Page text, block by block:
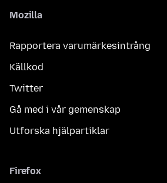
Mozilla
Rapportera varumärkesintrång
Källkod
Twitter
Gå med i vår gemenskap
Utforska hjälpartiklar
Firefox